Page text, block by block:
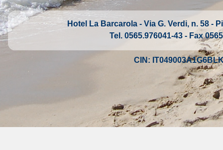
Hotel La Barcarola - Via G. Verdi, n. 58 -
Tel. 0565.976041-43 - Fax
CIN: